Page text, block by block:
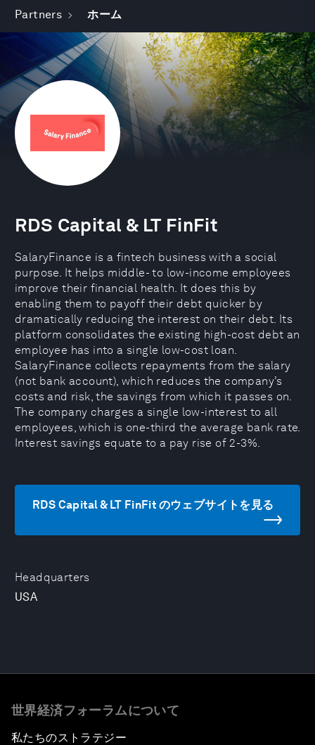
Partners ホーム
Headquarters
USA
RDS Capital & LT FinFit
SalaryFinance is a fintech business with a social
purpose. It helps middle- to low-income employees
improve their financial health. It does this by
enabling them to payoff their debt quicker by
dramatically reducing the interest on their debt. Its
platform consolidates the existing high-cost debt an
employee has into a single low-cost loan.
SalaryFinance collects repayments from the salary
(not bank account), which reduces the company’s
costs and risk, the savings from which it passes on.
The company charges a single low-interest to all
employees, which is one-third the average bank rate.
Interest savings equate to a pay rise of 2-3%.
RDS Capital & LT FinFit のウェブサイトを見る
世界経済フォーラムについて
私たちのストラテジー